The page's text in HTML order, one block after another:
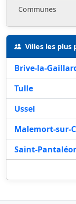
Communes
Villes les plus
Brive-la-
Tulle
Ussel
Malemort-sur-
Saint-